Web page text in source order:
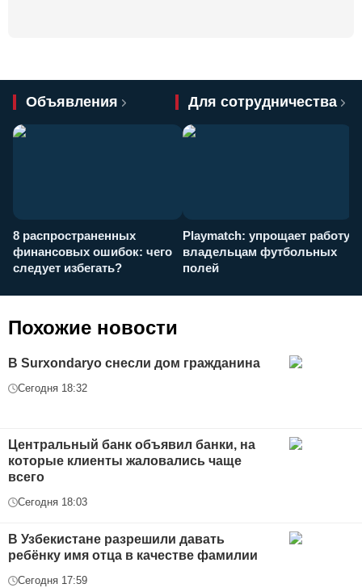
Объявления Для сотрудничества
8 распространенных
финансовых ошибок: чего
следует избегать?
Playmatch: упрощает работу
владельцам футбольных
полей
Похожие новости
В Surxondaryo снесли дом гражданина
Сегодня 18:32
Центральный банк объявил банки, на
которые клиенты жаловались чаще
всего
Сегодня 18:03
В Узбекистане разрешили давать
ребёнку имя отца в качестве фамилии
Сегодня 17:59